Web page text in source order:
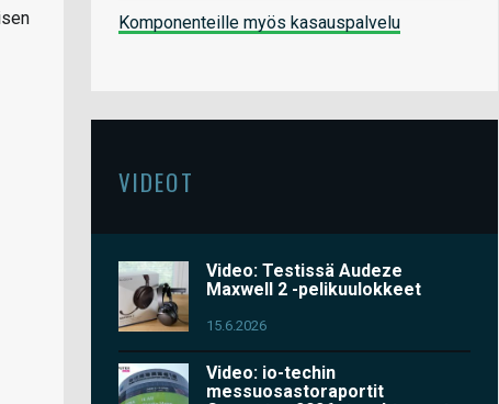
Komponenteille myös kasauspalvelu
VIDEOT
Video: Testissä Audeze
Maxwell 2 -pelikuulokkeet
15.6.2026
Video: io-techin
messuosastoraportit